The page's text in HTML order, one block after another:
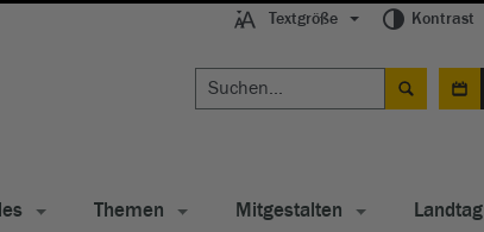
Textgröße Kontrast
Themen Mitgestalten Landtag